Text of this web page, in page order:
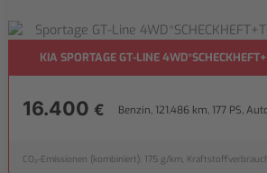
KIA SPORTAGE GT-LINE
16.400 € Benzin, 121.486 km, 177 PS,
CO₂-Emissionen (kombiniert): 175 g/km,